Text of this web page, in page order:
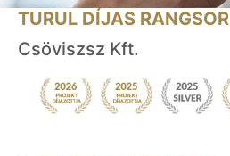
TURUL DÍJAS RANGSOR
Csöviszsz Kft.